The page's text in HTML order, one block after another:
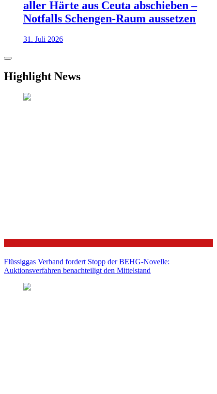
aller Härte aus Ceuta abschieben –
Notfalls Schengen-Raum aussetzen
31. Juli 2026
Highlight News
Flüssiggas Verband fordert Stopp der BEHG-Novelle:
Auktionsverfahren benachteiligt den Mittelstand